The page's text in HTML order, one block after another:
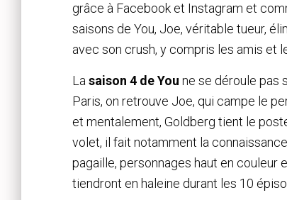
grâce à Facebook et Instagram et
saisons de You, Joe, véritable tueur,
avec son crush, y compris les amis et
La saison 4 de You ne se déroule pas
Paris, on retrouve Joe, qui campe le
et mentalement, Goldberg tient le
volet, il fait notamment la
pagaille, personnages haut en couleur
tiendront en haleine durant les 10